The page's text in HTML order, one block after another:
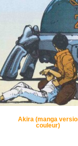
Akira (manga
couleur)